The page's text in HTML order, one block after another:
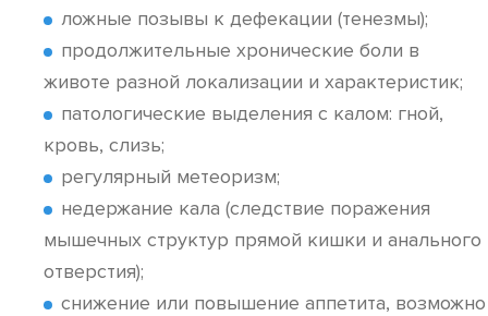
ложные позывы к дефекации (тенезмы);
продолжительные хронические боли в
животе разной локализации и характеристик;
патологические выделения с калом: гной,
кровь, слизь;
регулярный метеоризм;
недержание кала (следствие поражения
мышечных структур прямой кишки и анального
отверстия);
снижение или повышение аппетита, возможно